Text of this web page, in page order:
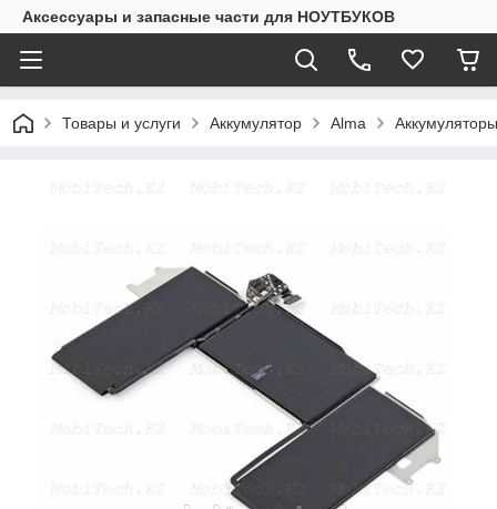
Аксессуары и запасные части для НОУТБУКОВ
Товары и услуги Аккумулятор Alma